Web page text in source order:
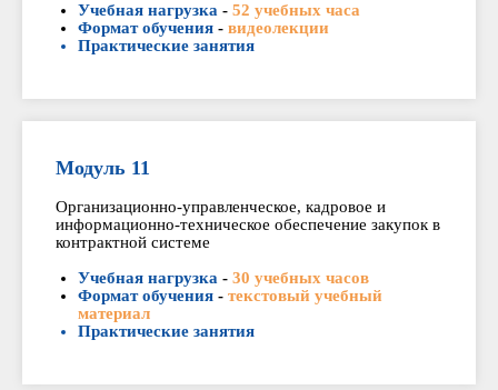
Учебная нагрузка - 52 учебных часа
Формат обучения - видеолекции
Практические занятия
Модуль 11
Организационно-управленческое, кадровое и
информационно-техническое обеспечение закупок в
контрактной системе
Учебная нагрузка - 30 учебных часов
Формат обучения - текстовый учебный
материал
Практические занятия